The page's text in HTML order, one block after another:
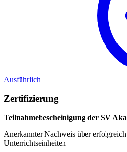
Ausführlich
Zertifizierung
Teilnahmebescheinigung der SV
Anerkannter Nachweis über
Unterrichtseinheiten